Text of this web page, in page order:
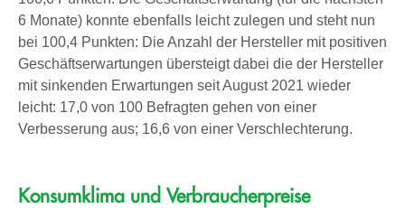
6 Monate) konnte ebenfalls leicht zulegen und steht nun
bei 100,4 Punkten: Die Anzahl der Hersteller mit positiven
Geschäftserwartungen übersteigt dabei die der Hersteller
mit sinkenden Erwartungen seit August 2021 wieder
leicht: 17,0 von 100 Befragten gehen von einer
Verbesserung aus; 16,6 von einer Verschlechterung.
Konsumklima und Verbraucherpreise